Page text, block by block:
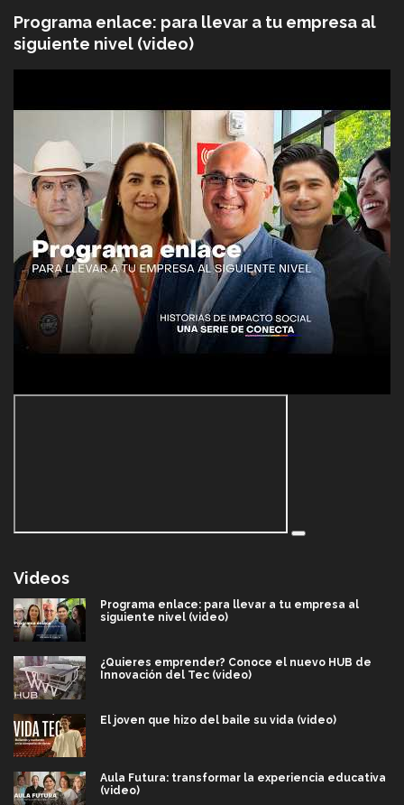
Programa enlace: para llevar a tu empresa al
siguiente nivel (video)
Videos
Programa enlace: para llevar a tu empresa al
siguiente nivel (video)
¿Quieres emprender? Conoce el nuevo HUB de
Innovación del Tec (video)
El joven que hizo del baile su vida (video)
Aula Futura: transformar la experiencia educativa
(video)